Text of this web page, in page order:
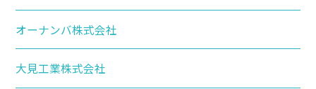
オーナンバ株式会社
大見工業株式会社